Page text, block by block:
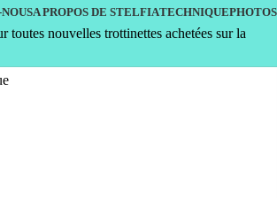
A PROPOS DE STELFIATECHNIQUEPHOTOS
toutes nouvelles trottinettes achetées sur la